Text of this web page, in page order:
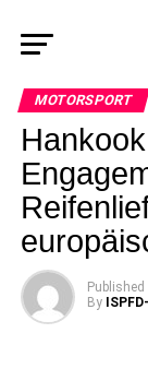
MOTORSPORT
Published
By